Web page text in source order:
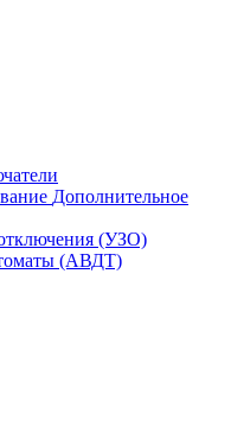
Дополнительное
(УЗО)
(АВДТ)